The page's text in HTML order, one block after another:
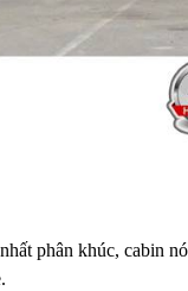
phân khúc, cabin